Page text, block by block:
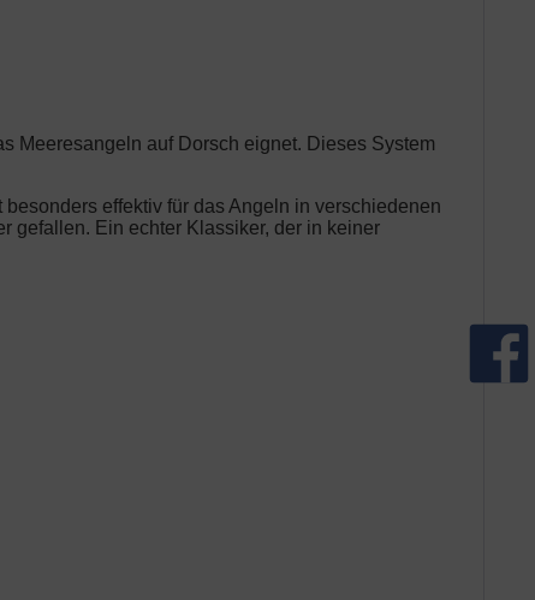
Meeresangeln auf Dorsch eignet. Dieses System
besonders effektiv für das Angeln in verschiedenen
gefallen. Ein echter Klassiker, der in keiner